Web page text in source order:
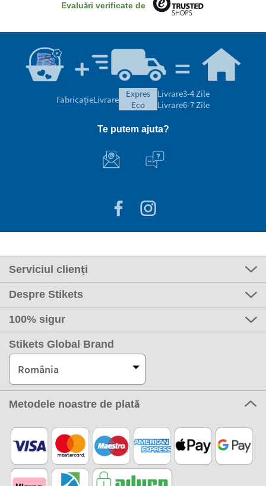
Evaluări verificate de
FabricațieLivrare
expres
eco
Livrare3-4 Zile
Livrare6-7 Zile
Te putem ajuta?
Serviciul clienți
Despre Stikets
100% sigur
Stikets Global Brand
România
Metodele noastre de plată